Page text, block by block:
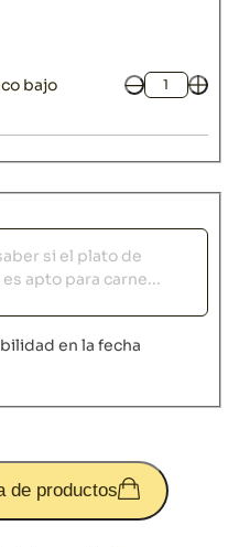
bajo Cantidad
en la fecha
de productos